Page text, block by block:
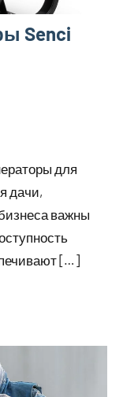
Senci
для
дачи,
важны
[…]